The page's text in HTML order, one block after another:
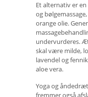
Et alternativ er
og
orange olie.
undervurderes.
skal være milde,
lavendel og
aloe vera.
Yoga og
fremmer også